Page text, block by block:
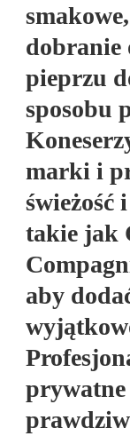
dobranie
pieprzu
sposobu
marki i
świeżość
takie jak
aby
prywatne